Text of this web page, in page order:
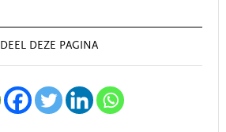
DEEL DEZE PAGINA